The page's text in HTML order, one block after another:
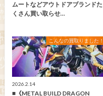
ムートなどアウトドアブランドた
くさん買い取らせ…
こんなの買取りました！
2026.2.14
■《METAL BUILD DRAGON